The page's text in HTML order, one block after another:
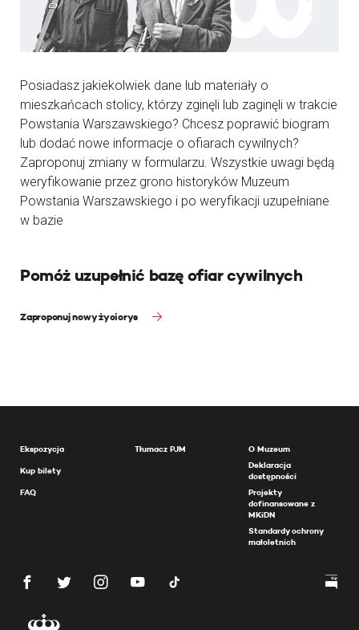
Posiadasz jakiekolwiek dane lub materiały o
mieszkańcach stolicy, którzy zginęli lub zaginęli w trakcie
Powstania Warszawskiego? Chcesz poprawić biogram
lub dodać nowe informacje o ofiarach cywilnych?
Zaproponuj zmiany w formularzu. Wszystkie uwagi będą
weryfikowanie przez grono historyków Muzeum
Powstania Warszawskiego i po weryfikacji uzupełniane
w bazie
Pomóż uzupełnić bazę ofiar cywilnych
Zaproponuj nowy życiorys
Ekspozycja
Kup bilety
FAQ
Tłumacz PJM
O Muzeum
Deklaracja
dostępności
Projekty
dofinansowane z
MKiDN
Standardy ochrony
małoletnich